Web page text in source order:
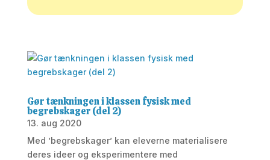
Gør tænkningen i klassen fysisk med
begrebskager (del 2)
13. aug 2020
Med ’begrebskager’ kan eleverne materialisere
deres ideer og eksperimentere med